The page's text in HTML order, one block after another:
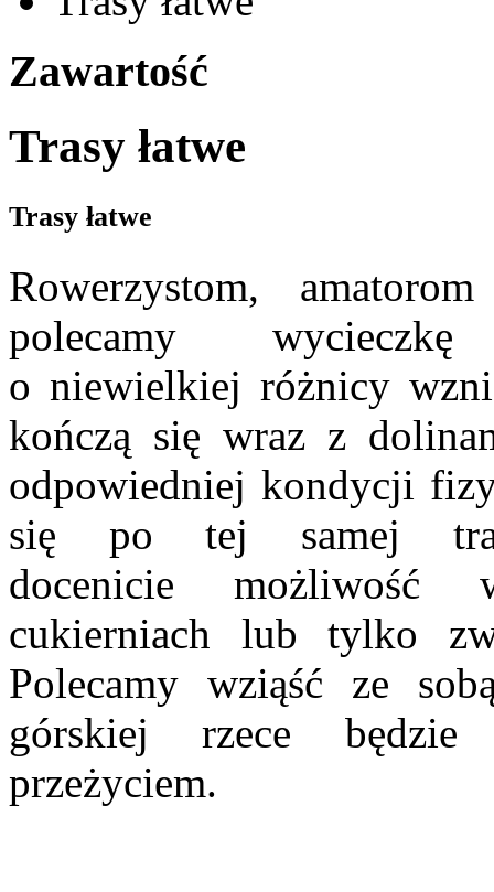
Zawartość
Trasy łatwe
Trasy łatwe
Rowerzystom,
polecamy
o niewielkiej różnicy
kończą się wraz z
odpowiedniej kondycji
się po tej samej
docenicie możliwość
cukierniach lub tylko
Polecamy wziąść ze
górskiej rzece będzie
przeżyciem.